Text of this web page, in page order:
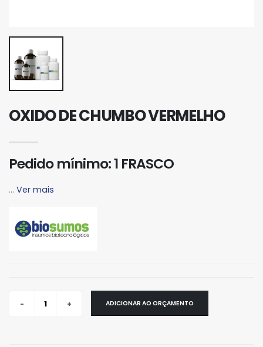
OXIDO DE CHUMBO VERMELHO
Pedido mínimo: 1 FRASCO
... Ver mais
ADICIONAR AO ORÇAMENTO